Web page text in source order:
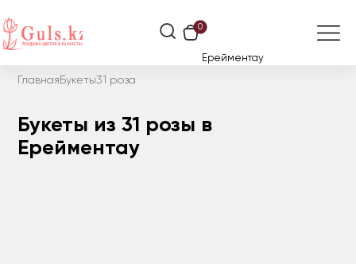
0
Ерейментау
Главная Букеты31 роза
Букеты из 31 розы в
Ерейментау